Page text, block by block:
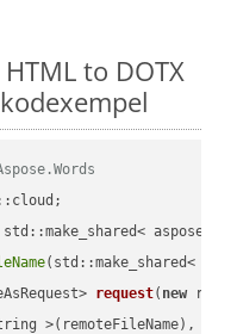
to DOTX
std::make_shared<
(std::make_shared<
request( new
>(remoteFileName),